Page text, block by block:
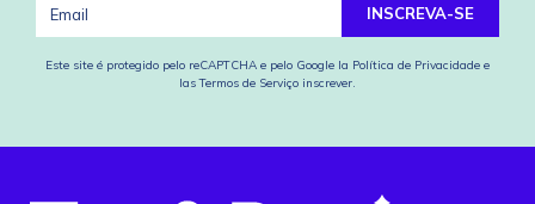
INSCREVA-SE
Este site é protegido pelo reCAPTCHA e pelo Google la Política de Privacidade e
las Termos de Serviço inscrever.